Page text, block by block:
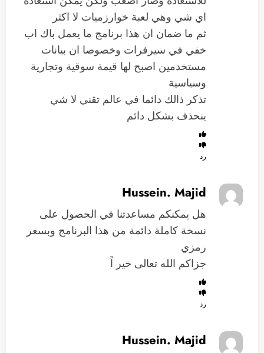
اي شي وهي لعبة خوارزميات لا اكثر
ثم ما ضمان ان هذا برنامج ما يعمل باك اب
خفي في سيرفرات وخصوصا ان بيانات
مستخدمين اصبح لها قيمة سوقية وتجارية
وسياسية
تذكر ذالك دائما في عالم تقني لا شي
ينحذف بشكل دائم
رد
Hussein. Majid
هل يمكنكم مساعدتنا في الحصول على
نسخة كاملة دائمة من هذا البرنامج وبسعر
رمزي
جزاكم الله تعالى خير اً
رد
Hussein. Majid